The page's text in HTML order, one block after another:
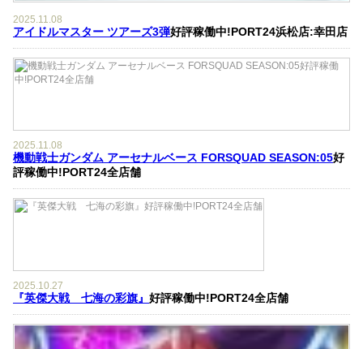
2025.11.08
アイドルマスター ツアーズ3弾好評稼働中!PORT24浜松店:幸田店
2025.11.08
機動戦士ガンダム アーセナルベース FORSQUAD SEASON:05好
評稼働中!PORT24全店舗
2025.10.27
『英傑大戦 七海の彩旗』 好評稼働中!PORT24全店舗